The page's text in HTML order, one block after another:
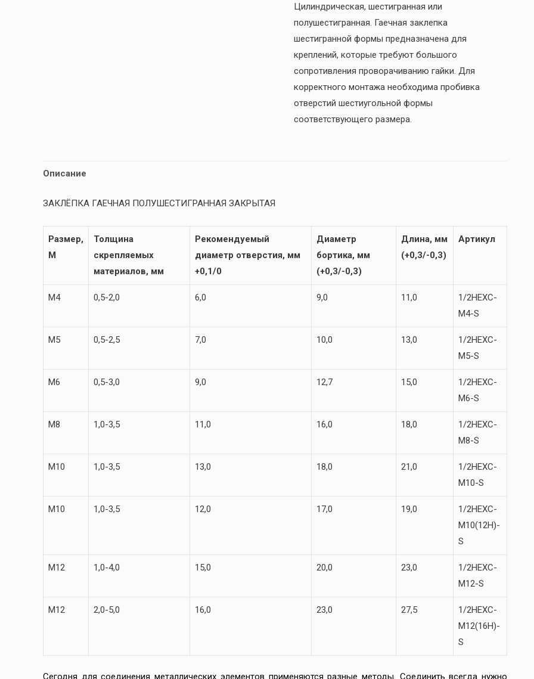
Цилиндрическая, шестигранная или
полушестигранная. Гаечная заклепка
шестигранной формы предназначена для
креплений, которые требуют большого
сопротивления проворачиванию гайки. Для
корректного монтажа необходима пробивка
отверстий шестиугольной формы
соответствующего размера.
Описание
ЗАКЛЁПКА ГАЕЧНАЯ ПОЛУШЕСТИГРАННАЯ ЗАКРЫТАЯ
Размер,
М
Толщина
скрепляемых
материалов, мм
Рекомендуемый
диаметр отверстия, мм
+0,1/0
Диаметр
бортика, мм
(+0,3/-0,3)
Длина, мм
(+0,3/-0,3)
Артикул
М4 0,5-2,0 6,0 9,0 11,0
1/2HEXC-
M4-S
М5 0,5-2,5 7,0 10,0 13,0
1/2HEXC-
M5-S
М6 0,5-3,0 9,0 12,7 15,0
1/2HEXC-
M6-S
М8 1,0-3,5 11,0 16,0 18,0
1/2HEXC-
M8-S
М10 1,0-3,5 13,0 18,0 21,0
1/2HEXC-
M10-S
М10 1,0-3,5 12,0 17,0 19,0
1/2HEXC-
M10(12H)-
S
М12 1,0-4,0 15,0 20,0 23,0
1/2HEXC-
M12-S
М12 2,0-5,0 16,0 23,0 27,5
1/2HEXC-
M12(16H)-
S
Сегодня для соединения металлических элементов применяются разные методы. Соединить всегда нужно